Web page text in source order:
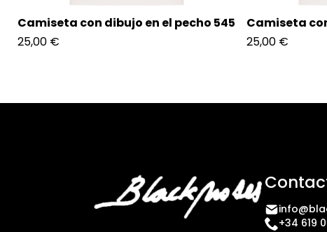
Camiseta con dibujo en el pecho 545
25,00 €
Camiseta
25,00 €
+34 619